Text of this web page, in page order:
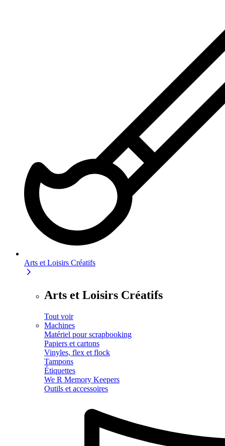
Arts et Loisirs Créatifs
Arts et Loisirs Créatifs
Tout voir
Machines
Matériel pour scrapbooking
Papiers et cartons
Vinyles, flex et flock
Tampons
Étiquettes
We R Memory Keepers
Outils et accessoires